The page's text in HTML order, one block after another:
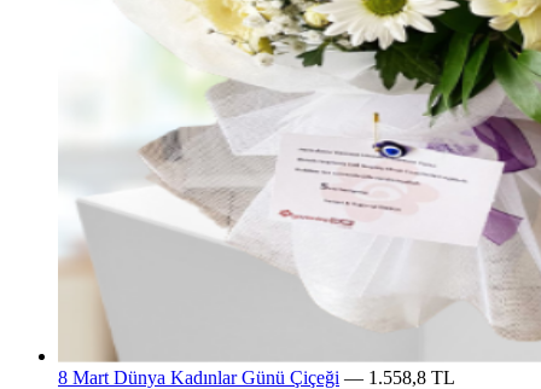
8 Mart Dünya Kadınlar Günü Çiçeği — 1.558,8 TL